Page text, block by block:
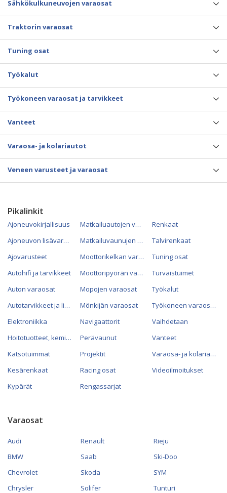
Sähkökulkuneuvojen varaosat
Traktorin varaosat
Tuning osat
Työkalut
Työkoneen varaosat ja tarvikkeet
Vanteet
Varaosa- ja kolariautot
Veneen varusteet ja varaosat
Pikalinkit
Ajoneuvokirjallisuus
Ajoneuvon lisävarusteet
Ajovarusteet
Autohifi ja tarvikkeet
Auton varaosat
Autotarvikkeet ja lisävarusteet
Elektroniikka
Hoitotuotteet, kemikaalit ja öljyt
Katsotuimmat
Kesärenkaat
Kypärät
Matkailuautojen varaosat
Matkailuvaunujen varaosat
Moottorikelkan varaosat
Moottoripyörän varaosat
Mopojen varaosat
Mönkijän varaosat
Navigaattorit
Perävaunut
Projektit
Racing osat
Rengassarjat
Renkaat
Talvirenkaat
Tuning osat
Turvaistuimet
Työkalut
Työkoneen varaosat
Vaihdetaan
Vanteet
Varaosa- ja kolariautot
Videoilmoitukset
Varaosat
Audi
BMW
Chevrolet
Chrysler
Renault
Saab
Skoda
Solifer
Rieju
Ski-Doo
SYM
Tunturi